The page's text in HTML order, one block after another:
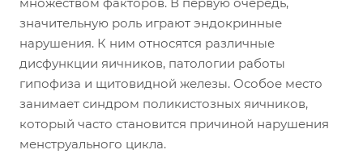
значительную роль играют эндокринные
нарушения. К ним относятся различные
дисфункции яичников, патологии работы
гипофиза и щитовидной железы. Особое место
занимает синдром поликистозных яичников,
который часто становится причиной нарушения
менструального цикла.